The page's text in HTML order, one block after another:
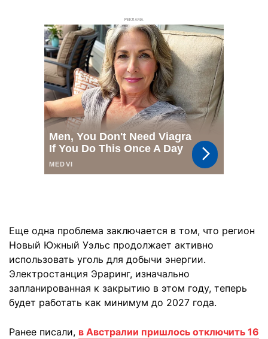
РЕКЛАМА
Еще одна проблема заключается в том, что регион
Новый Южный Уэльс продолжает активно
использовать уголь для добычи энергии.
Электростанция Эраринг, изначально
запланированная к закрытию в этом году, теперь
будет работать как минимум до 2027 года.
Ранее писали, в Австралии пришлось отключить 16